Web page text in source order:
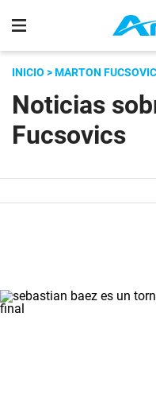
INICIO > MARTON
Noticias
Fucsovics